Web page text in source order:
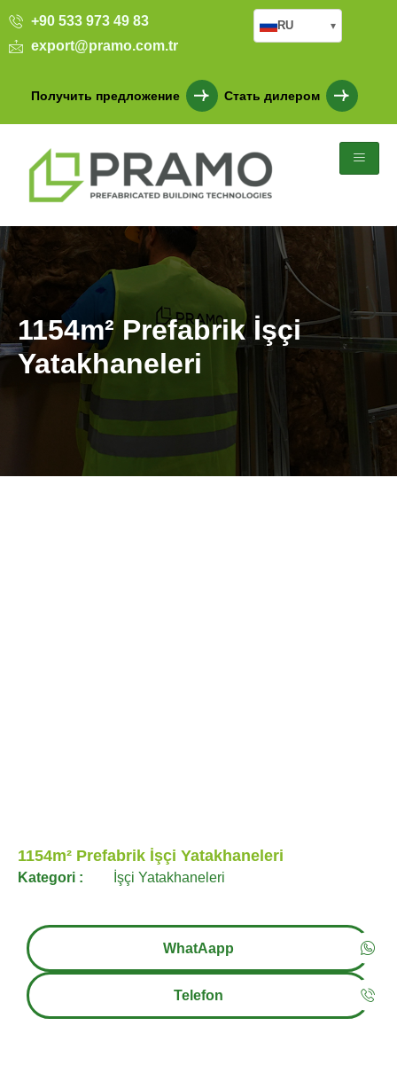
+90 533 973 49 83
export@pramo.com.tr
Получить предложение Стать дилером
RU ▾
1154m² Prefabrik İşçi
Yatakhaneleri
1154m² Prefabrik İşçi Yatakhaneleri
Kategori : İşçi Yatakhaneleri
WhatAapp
Telefon